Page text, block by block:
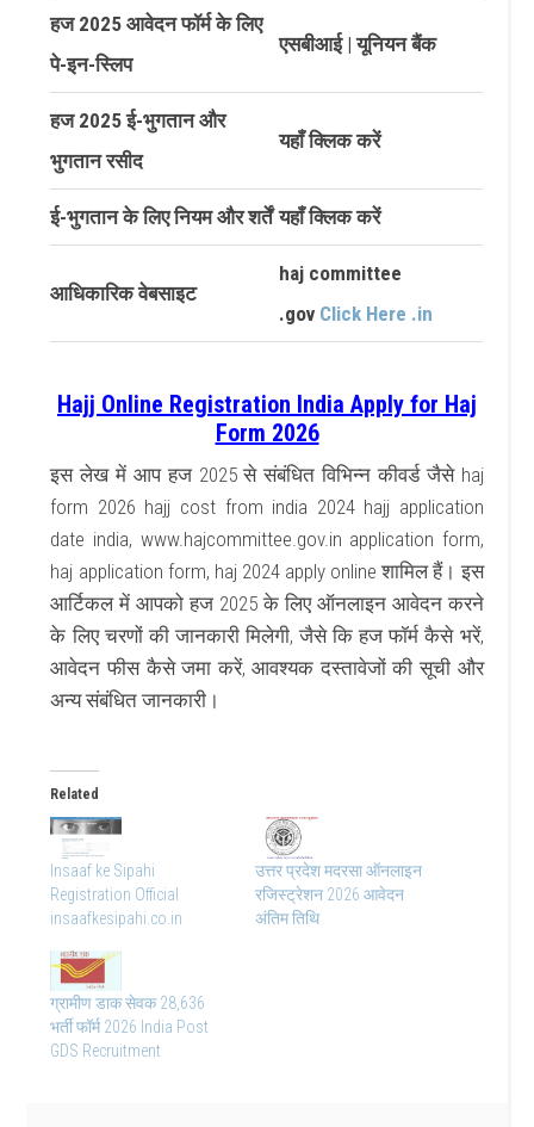
हज 2025 आवेदन फॉर्म के लिए
पे-इन-स्लिप
एसबीआई | यूनियन बैंक
हज 2025 ई-भुगतान और
भुगतान रसीद
यहाँ क्लिक करें
ई-भुगतान के लिए नियम और शर्तें यहाँ क्लिक करें
आधिकारिक वेबसाइट
haj committee
.gov Click Here .in
Hajj Online Registration India Apply for Haj
Form 2026
इस लेख में आप हज 2025 से संबंधित विभिन्न कीवर्ड जैसे haj
form 2026 hajj cost from india 2024 hajj application
date india, www.hajcommittee.gov.in application form,
haj application form, haj 2024 apply online शामिल हैं। इस
आर्टिकल में आपको हज 2025 के लिए ऑनलाइन आवेदन करने
के लिए चरणों की जानकारी मिलेगी, जैसे कि हज फॉर्म कैसे भरें,
आवेदन फीस कैसे जमा करें, आवश्यक दस्तावेजों की सूची और
अन्य संबंधित जानकारी।
Related
Insaaf ke Sipahi
Registration Official
insaafkesipahi.co.in
उत्तर प्रदेश मदरसा ऑनलाइन
रजिस्ट्रेशन 2026 आवेदन
अंतिम तिथि
ग्रामीण डाक सेवक 28,636
भर्ती फॉर्म 2026 India Post
GDS Recruitment